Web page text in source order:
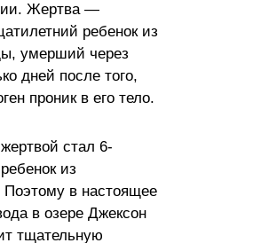
Жертва —
ребенок из
умерший через
дней после того,
проник в его тело.
стал 6-
из
Поэтому в настоящее
в озере Джексон
тщательную